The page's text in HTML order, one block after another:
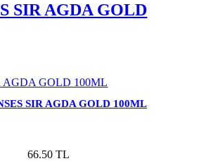
SIR AGDA GOLD
SIR AGDA GOLD 100ML
66.50 TL